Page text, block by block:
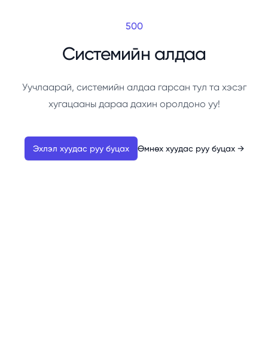
500
Системийн алдаа
Уучлаарай, системийн алдаа гарсан тул та хэсэг
хугацааны дараа дахин оролдоно уу!
Эхлэл хуудас руу буцах Өмнөх хуудас руу буцах →